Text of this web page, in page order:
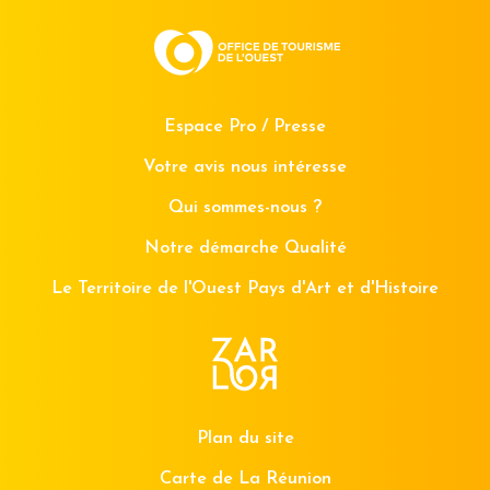
Espace Pro / Presse
Votre avis nous intéresse
Qui sommes-nous ?
Notre démarche Qualité
Le Territoire de l'Ouest Pays d'Art et d'Histoire
Plan du site
Carte de La Réunion